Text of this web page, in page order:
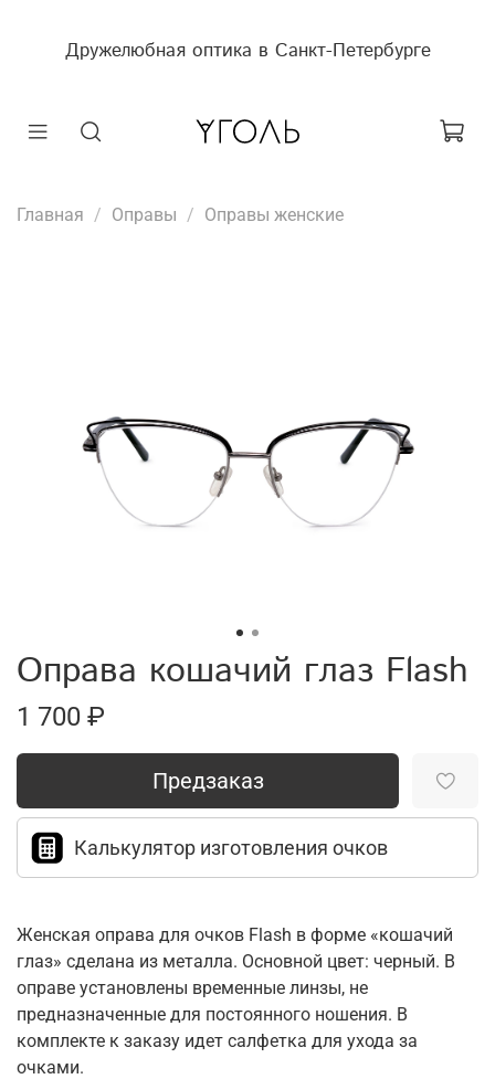
Дружелюбная оптика в Санкт-Петербурге
Главная Оправы Оправы женские
Оправа кошачий глаз Flash
1 700 ₽
Предзаказ
Калькулятор изготовления очков
Женская оправа для очков Flash в форме «кошачий
глаз» сделана из металла. Основной цвет: черный. В
оправе установлены временные линзы, не
предназначенные для постоянного ношения. В
комплекте к заказу идет салфетка для ухода за
очками.